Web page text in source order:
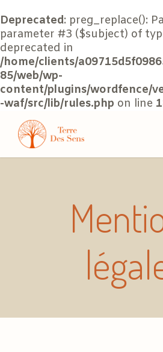
Deprecated: preg_replace():
parameter #3 ($subject) of
deprecated in
/home/clients/
85/web/wp-
content/plugins/wordfence/
-waf/src/lib/rules.php on line